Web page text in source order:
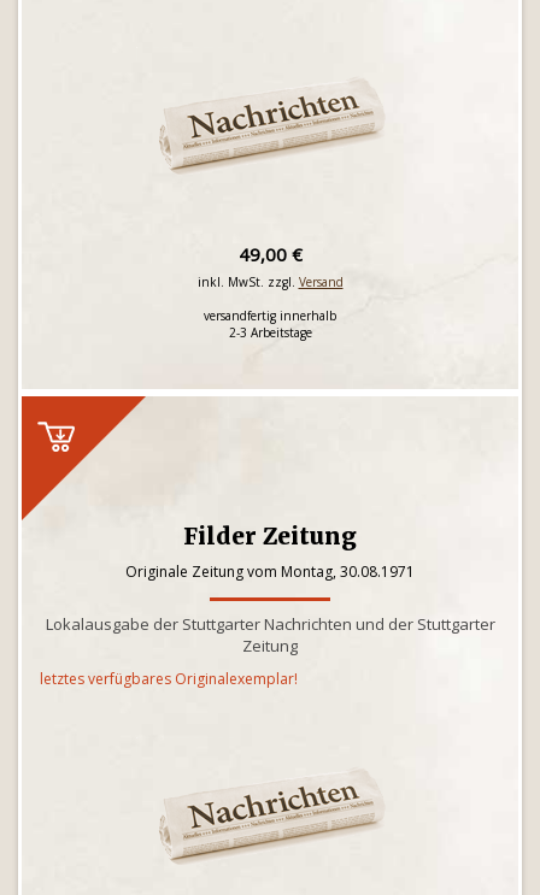
49,00 €
inkl. MwSt. zzgl. Versand
versandfertig innerhalb
2-3 Arbeitstage
Filder Zeitung
Originale Zeitung vom Montag, 30.08.1971
Lokalausgabe der Stuttgarter Nachrichten und der Stuttgarter
Zeitung
letztes verfügbares Originalexemplar!